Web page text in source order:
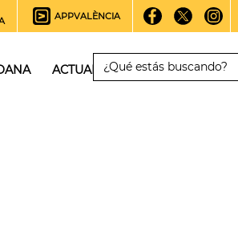
APPVALÈNCIA
ACTUALIDAD